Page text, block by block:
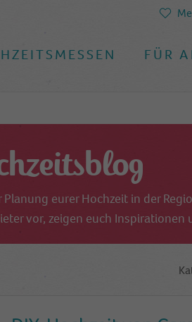
FÜR
eurer Hochzeit in der
vor, zeigen euch Inspirationen